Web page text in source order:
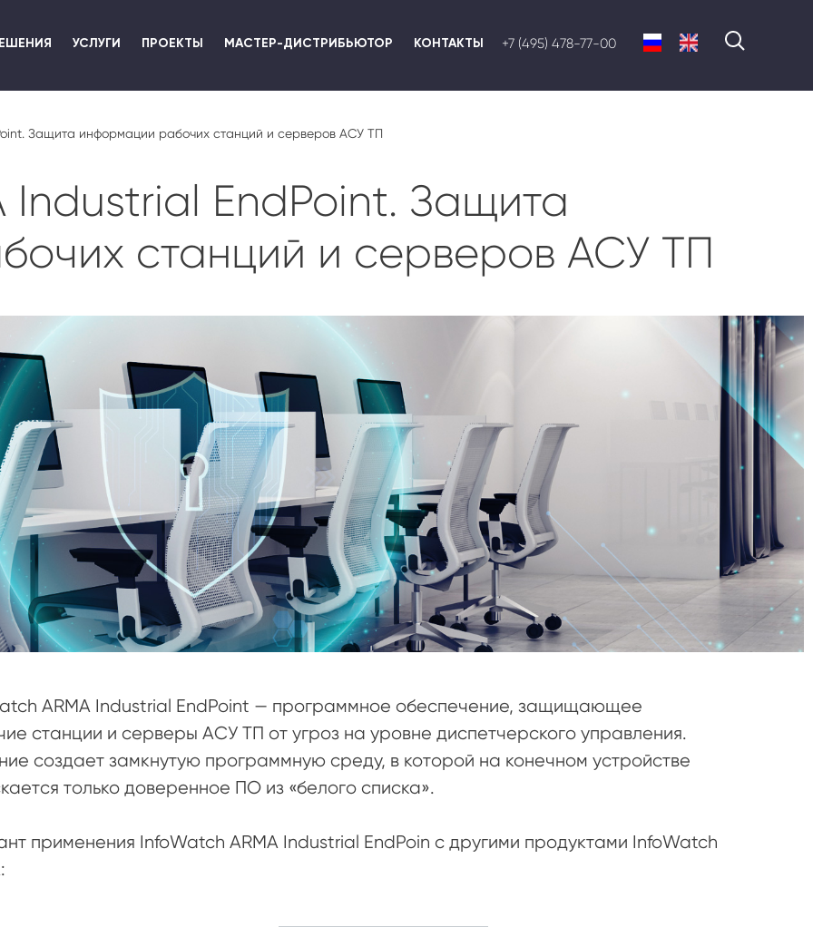
УСЛУГИ ПРОЕКТЫ МАСТЕР-ДИСТРИБЬЮТОР КОНТАКТЫ +7 (495) 478-77-00
Защита информации рабочих станций и серверов АСУ ТП
Industrial EndPoint. Защита
станций и серверов АСУ ТП
ARMA Industrial EndPoint — программное обеспечение, защищающее
станции и серверы АСУ ТП от угроз на уровне диспетчерского управления.
создает замкнутую программную среду, в которой на конечном устройстве
только доверенное ПО из «белого списка».
применения InfoWatch ARMA Industrial EndPoin с другими продуктами InfoWatch